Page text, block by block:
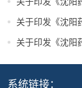
关于印发《沈阳
系统链接：